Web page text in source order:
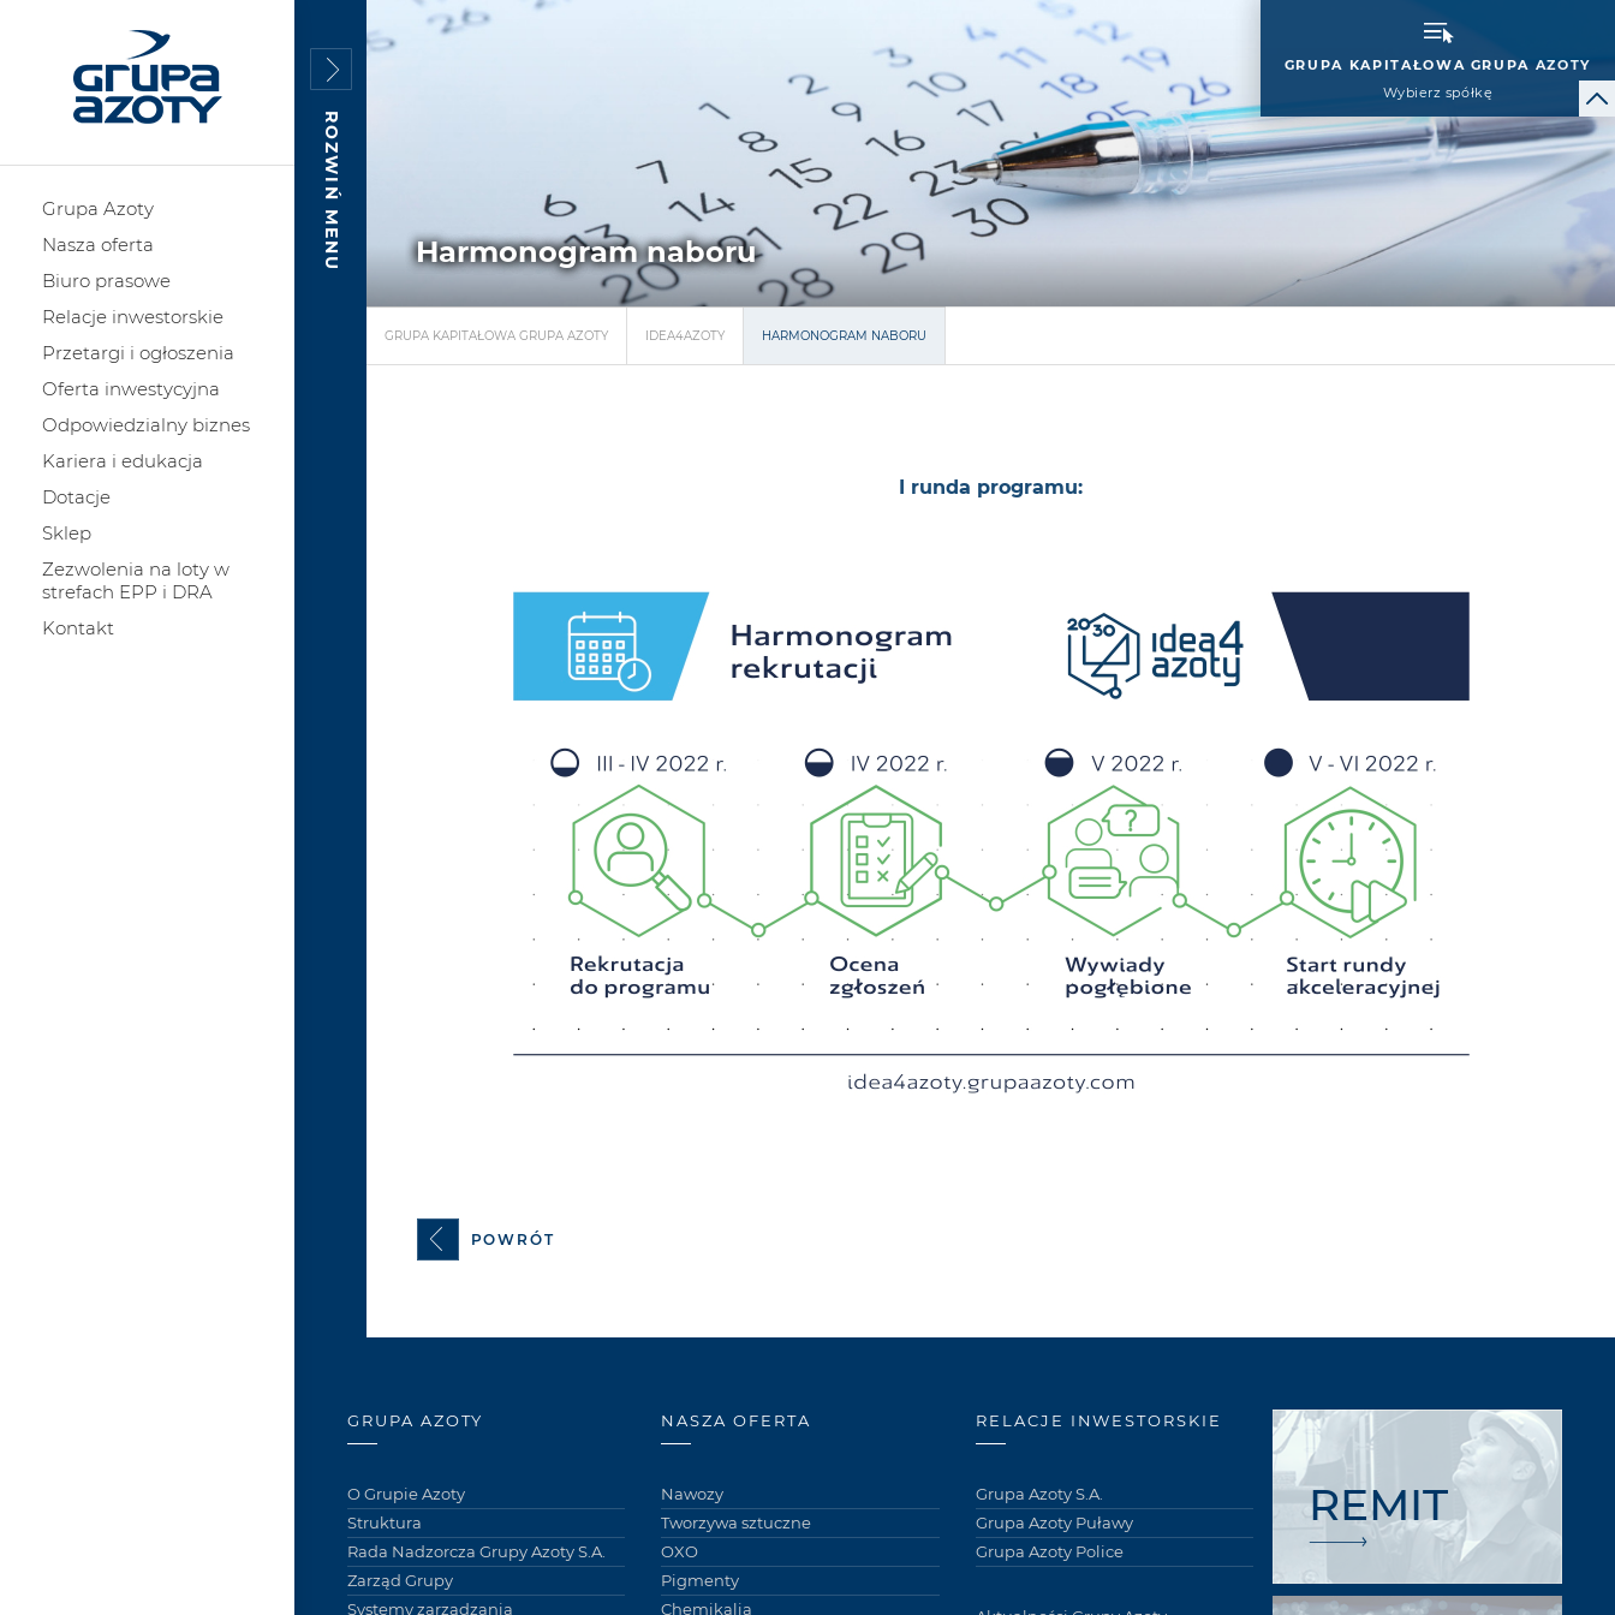
Grupa Azoty
Nasza oferta
Biuro prasowe
Relacje inwestorskie
Przetargi i ogłoszenia
Oferta inwestycyjna
Odpowiedzialny biznes
Kariera i edukacja
Dotacje
Sklep
Zezwolenia na loty w
strefach EPP i DRA
Kontakt
GRUPA KAPITAŁOWA GRUPA AZOTY
Wybierz spółkę
ROZWIŃ MENU Harmonogram naboru
GRUPA KAPITAŁOWA GRUPA AZOTY IDEA4AZOTY HARMONOGRAM NABORU
I runda programu:
POWRÓT
GRUPA AZOTY
O Grupie Azoty
Struktura
Rada Nadzorcza Grupy Azoty S.A.
Zarząd Grupy
Systemy zarządzania
NASZA OFERTA
Nawozy
Tworzywa sztuczne
OXO
Pigmenty
Chemikalia
RELACJE INWESTORSKIE
Grupa Azoty S.A.
Grupa Azoty Puławy
Grupa Azoty Police
REMIT